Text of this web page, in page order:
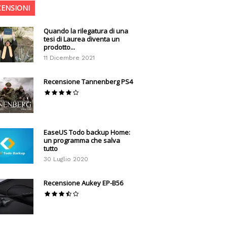
Quando la rilegatura di una
tesi di Laurea diventa un
prodotto...
11 Dicembre 2021
Recensione Tannenberg PS4
EaseUS Todo backup Home:
un programma che salva
tutto
30 Luglio 2020
Recensione Aukey EP-B56